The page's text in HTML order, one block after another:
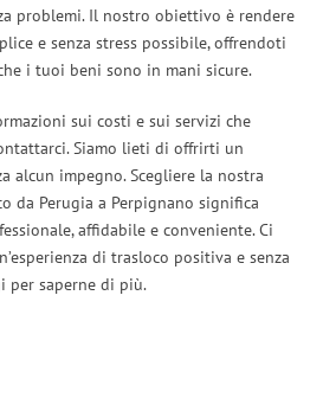
problemi. Il nostro obiettivo è rendere
e senza stress possibile, offrendoti
i tuoi beni sono in mani sicure.
sui costi e sui servizi che
Siamo lieti di offrirti un
alcun impegno. Scegliere la nostra
da Perugia a Perpignano significa
affidabile e conveniente. Ci
di trasloco positiva e senza
per saperne di più.